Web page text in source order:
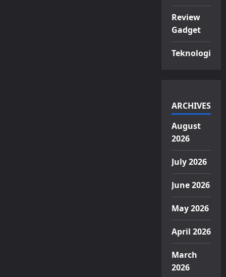
Review
Gadget
Teknologi
ARCHIVES
August
2026
July 2026
June 2026
May 2026
April 2026
March
2026